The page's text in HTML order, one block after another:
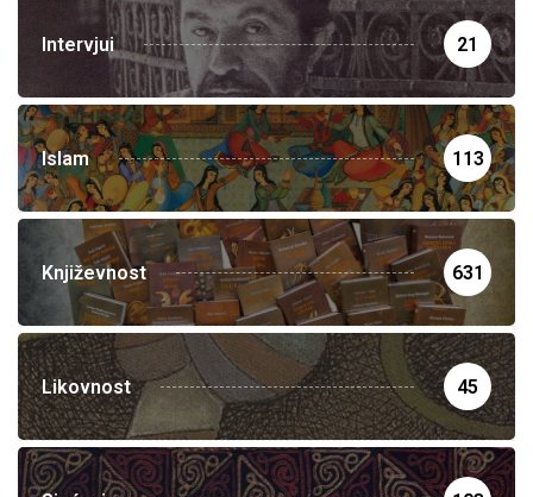
Intervjui 21
Islam 113
Književnost 631
Likovnost 45